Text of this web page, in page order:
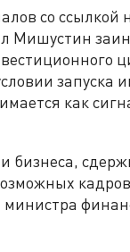
со ссылкой
Мишустин
запуска
как
бизнеса,